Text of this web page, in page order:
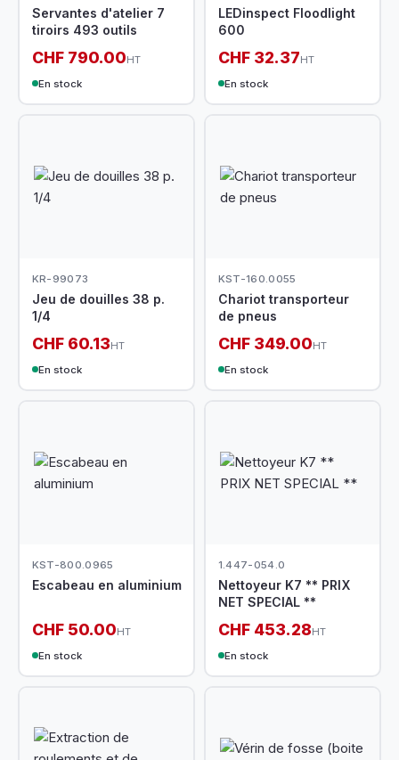
Servantes d'atelier 7
tiroirs 493 outils
CHF 790.00HT
En stock
LEDinspect Floodlight
600
CHF 32.37HT
En stock
KR-99073
Jeu de douilles 38 p.
1/4
CHF 60.13HT
En stock
KST-160.0055
Chariot transporteur
de pneus
CHF 349.00HT
En stock
KST-800.0965
Escabeau en aluminium
CHF 50.00HT
En stock
1.447-054.0
Nettoyeur K7 ** PRIX
NET SPECIAL **
CHF 453.28HT
En stock